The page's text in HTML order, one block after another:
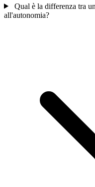
Qual è la differenza tra
all'autonomia?